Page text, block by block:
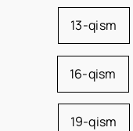
13-qism
16-qism
19-qism